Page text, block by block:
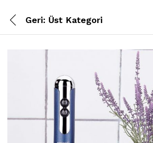
Geri: Üst Kategori